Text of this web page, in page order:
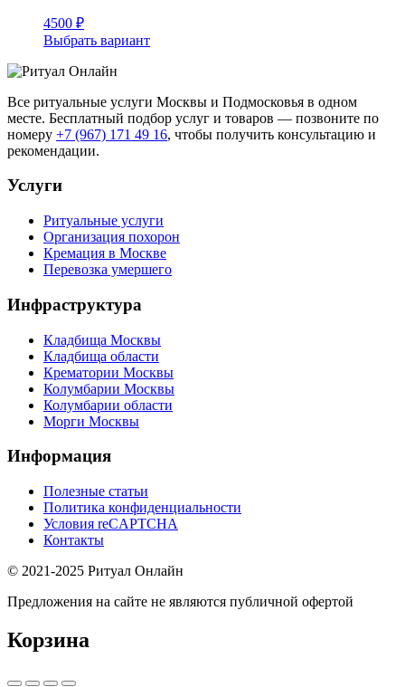
4500 ₽
Выбрать вариант
Все ритуальные услуги Москвы и Подмосковья в одном
месте. Бесплатный подбор услуг и товаров — позвоните по
номеру +7 (967) 171 49 16, чтобы получить консультацию и
рекомендации.
Услуги
Ритуальные услуги
Организация похорон
Кремация в Москве
Перевозка умершего
Инфраструктура
Кладбища Москвы
Кладбища области
Крематории Москвы
Колумбарии Москвы
Колумбарии области
Морги Москвы
Информация
Полезные статьи
Политика конфиденциальности
Условия reCAPTCHA
Контакты
© 2021-2025 Ритуал Онлайн
Предложения на сайте не являются публичной офертой
Корзина